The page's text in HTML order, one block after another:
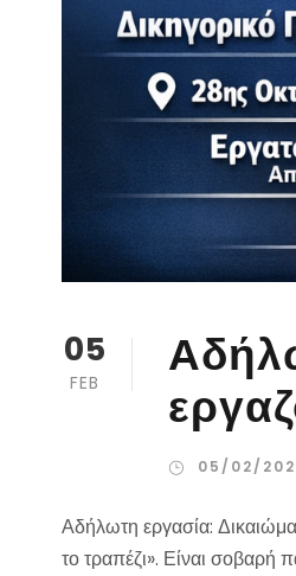
05
FEB
05/02/
Αδήλωτη εργασία:
το τραπέζι». Είναι σοβαρή